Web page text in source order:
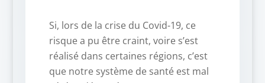
Si, lors de la crise du Covid-19, ce
risque a pu être craint, voire s’est
réalisé dans certaines régions, c’est
que notre système de santé est mal